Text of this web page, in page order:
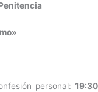
personal: 19:30